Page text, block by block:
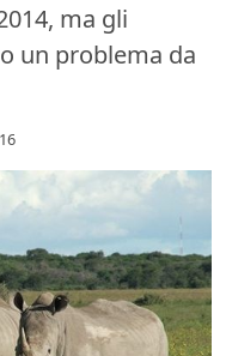
ma gli
un problema da